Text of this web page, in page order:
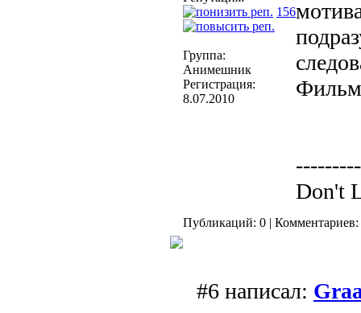
156
Группа:
Анимешник
Регистрация:
8.07.2010
Фильм
Don't
Публикаций: 0 | Комментариев:
#6 написал: